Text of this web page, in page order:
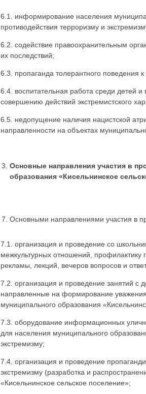
6.1. информирование населения
противодействия терроризму и
6.2. содействие правоохранительным
их последствий;
6.3. пропаганда толерантного поведения
6.4. воспитательная работа среди детей
совершению действий экстремистского
6.5. недопущение наличия нацистской
направленности на объектах
Основные направления участия в
образования «Кисельнинское
Основными направлениями участия в
7.1. организация и проведение со
межкультурных отношений, профилактику
рекламы, лекций, вечеров вопросов и
7.2. организация и проведение занятий с
направленные на формирование
муниципального образования
7.3. оборудование информационных
для населения муниципального
экстремизму;
7.4. организация и проведение
экстремизму (разработка и
«Кисельнинское сельское поселение»;